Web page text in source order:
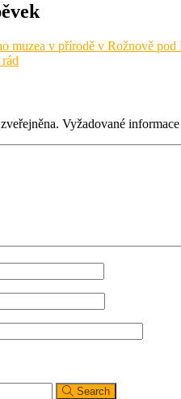
muzea v přírodě v Rožnově
Vyžadované
Search